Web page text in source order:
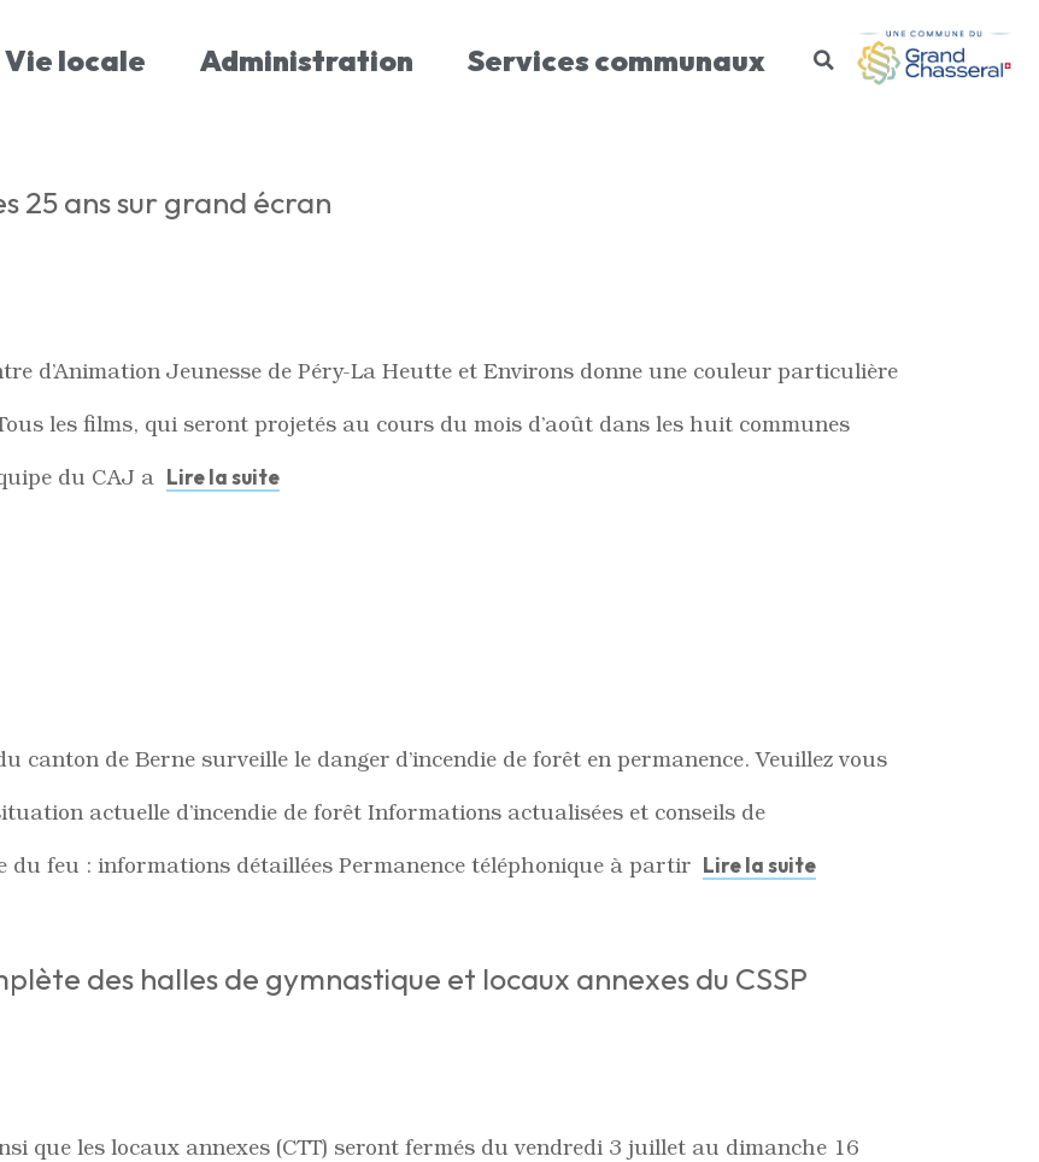
Vie locale Administration Services communaux
25 ans sur grand écran
d’Animation Jeunesse de Péry-La Heutte et Environs donne une couleur particulière
les films, qui seront projetés au cours du mois d’août dans les huit communes
du CAJ a Lire la suite
canton de Berne surveille le danger d’incendie de forêt en permanence. Veuillez vous
actuelle d’incendie de forêt Informations actualisées et conseils de
feu : informations détaillées Permanence téléphonique à partir Lire la suite
des halles de gymnastique et locaux annexes du CSSP
que les locaux annexes (CTT) seront fermés du vendredi 3 juillet au dimanche 16